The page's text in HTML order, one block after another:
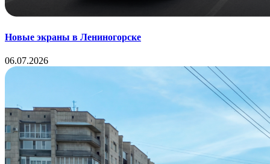
Новые экраны в Лениногорске
06.07.2026